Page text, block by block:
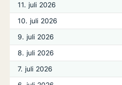
11. juli 2026
10. juli 2026
9. juli 2026
8. juli 2026
7. juli 2026